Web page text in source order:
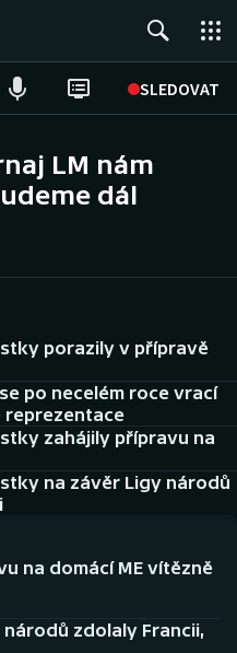
SLEDOVAT
LM nám
dál
porazily v přípravě
po necelém roce vrací
reprezentace
zahájily přípravu na
na závěr Ligy národů
na domácí ME vítězně
zdolaly Francii,